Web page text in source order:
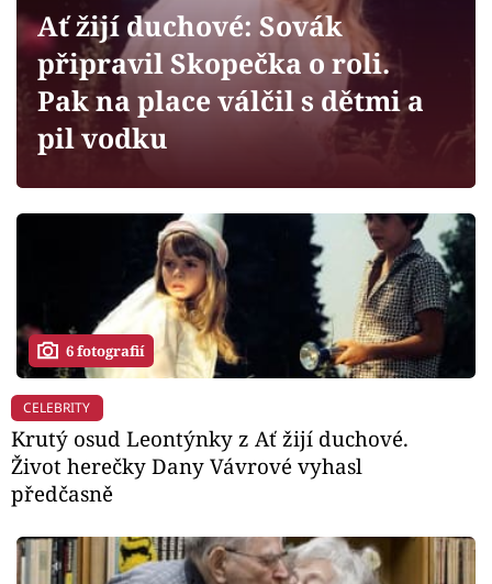
Sledujte prima+
Filmový festival Karlovy Vary
Mámy sobě
Přihlášení
Sledujte nás
Ať žijí duchové: Sovák
připravil Skopečka o roli.
Pak na place válčil s dětmi a
pil vodku
6 fotografií
CELEBRITY
Krutý osud Leontýnky z Ať žijí duchové.
Život herečky Dany Vávrové vyhasl
předčasně